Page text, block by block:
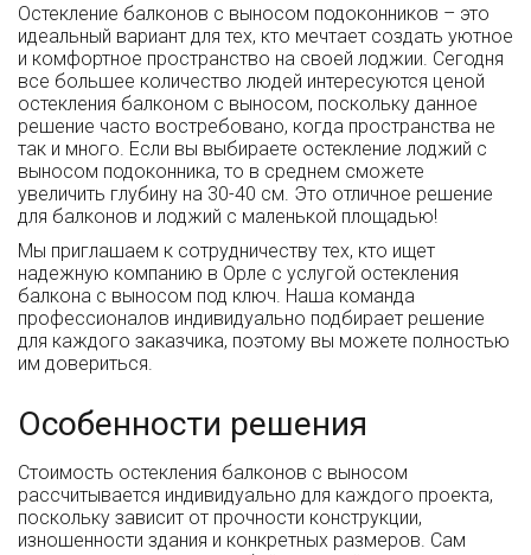
Остекление балконов с выносом подоконников – это
идеальный вариант для тех, кто мечтает создать уютное
и комфортное пространство на своей лоджии. Сегодня
все большее количество людей интересуются ценой
остекления балконом с выносом, поскольку данное
решение часто востребовано, когда пространства не
так и много. Если вы выбираете остекление лоджий с
выносом подоконника, то в среднем сможете
увеличить глубину на 30-40 см. Это отличное решение
для балконов и лоджий с маленькой площадью!
Мы приглашаем к сотрудничеству тех, кто ищет
надежную компанию в Орле с услугой остекления
балкона с выносом под ключ. Наша команда
профессионалов индивидуально подбирает решение
для каждого заказчика, поэтому вы можете полностью
им довериться.
Особенности решения
Стоимость остекления балконов с выносом
рассчитывается индивидуально для каждого проекта,
поскольку зависит от прочности конструкции,
изношенности здания и конкретных размеров. Сам